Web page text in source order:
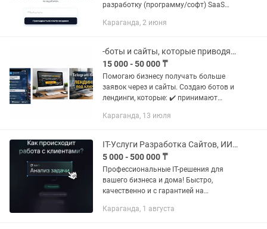
разработку (программу/софт) SaaS
ведения фулфилмента. Автоматизация
Караганда, 2 июня
-боты и сайты, которые приводят клиентов
15 000 - 50 000 ₸
Помогаю бизнесу получать больше
заявок через и сайты. Создаю ботов и
лендинги, которые: ✔️ принимают
клиентов 24/7 ✔️ повышают продажи
Караганда, 13 июля
IT-Услуги Разработка Сайтов, ИИ-боты, Настройка и Ремонт ПО
5 000 - 500 000 ₸
Профессиональные IT-решения для
вашего бизнеса и дома! Быстро,
качественно и с гарантией на
автоматизировать процессы и
Караганда, 1 августа